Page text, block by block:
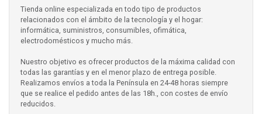
Tienda online especializada en todo tipo de productos
relacionados con el ámbito de la tecnología y el hogar:
informática, suministros, consumibles, ofimática,
electrodomésticos y mucho más.
Nuestro objetivo es ofrecer productos de la máxima calidad con
todas las garantías y en el menor plazo de entrega posible.
Realizamos envíos a toda la Península en 24-48 horas siempre
que se realice el pedido antes de las 18h., con costes de envío
reducidos.